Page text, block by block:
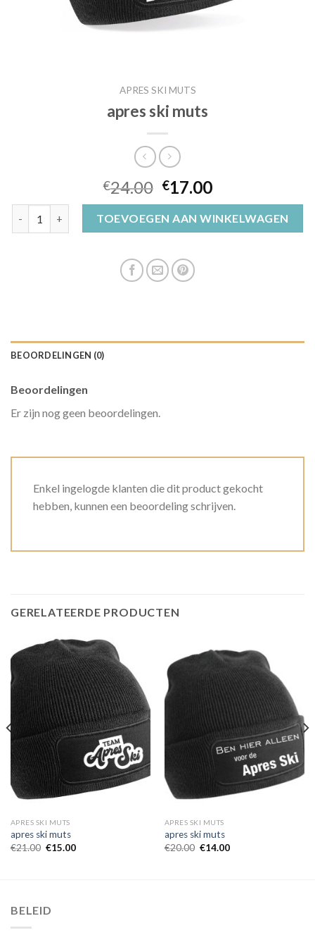
APRES SKI MUTS
apres ski muts
€24.00 €17.00
apres ski muts aantalTOEVOEGEN AAN WINKELWAGEN
BEOORDELINGEN (0)
Beoordelingen
Er zijn nog geen beoordelingen.
Enkel ingelogde klanten die dit product gekocht
hebben, kunnen een beoordeling schrijven.
GERELATEERDE PRODUCTEN
APRES SKI MUTS
apres ski muts
€21.00 €15.00
APRES SKI MUTS
apres ski muts
€20.00 €14.00
BELEID